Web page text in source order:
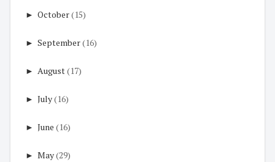
► October(15)
► September(16)
► August(17)
► July(16)
► June (16)
► May(29)